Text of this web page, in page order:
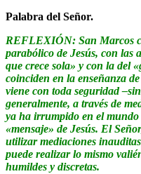
Palabra del Señor.
REFLEXIÓN: San Marcos
parabólico de Jesús, con las
que crece sola» y con la del
coinciden en la enseñanza
viene con toda seguridad
generalmente, a través de
ya ha irrumpido en el
«mensaje» de Jesús. El
utilizar mediaciones
puede realizar lo mismo
humildes y discretas.